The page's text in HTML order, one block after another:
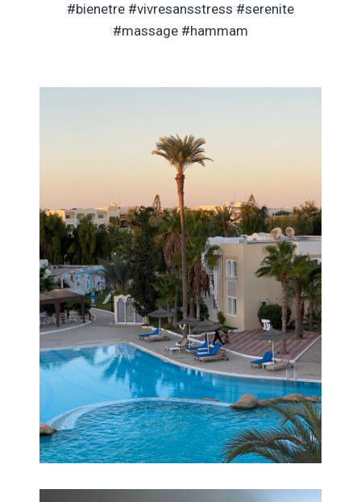
#bienetre #vivresansstress #serenite
#massage #hammam